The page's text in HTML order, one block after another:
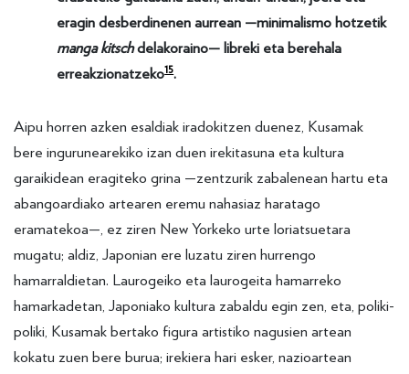
eragin desberdinenen aurrean —minimalismo hotzetik
manga kitschdelakoraino— libreki eta berehala
erreakzionatzeko15.
Aipu horren azken esaldiak iradokitzen duenez, Kusamak
bere ingurunearekiko izan duen irekitasuna eta kultura
garaikidean eragiteko grina —zentzurik zabalenean hartu eta
abangoardiako artearen eremu nahasiaz haratago
eramatekoa—, ez ziren New Yorkeko urte loriatsuetara
mugatu; aldiz, Japonian ere luzatu ziren hurrengo
hamarraldietan. Laurogeiko eta laurogeita hamarreko
hamarkadetan, Japoniako kultura zabaldu egin zen, eta, poliki-
poliki, Kusamak bertako figura artistiko nagusien artean
kokatu zuen bere burua; irekiera hari esker, nazioartean